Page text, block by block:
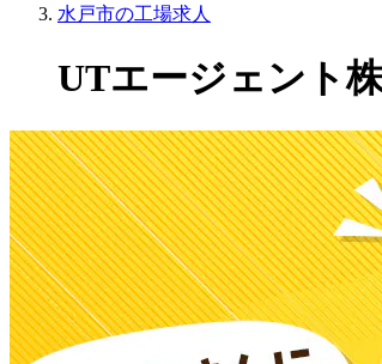
水戸市の工場求人
UTエージェント